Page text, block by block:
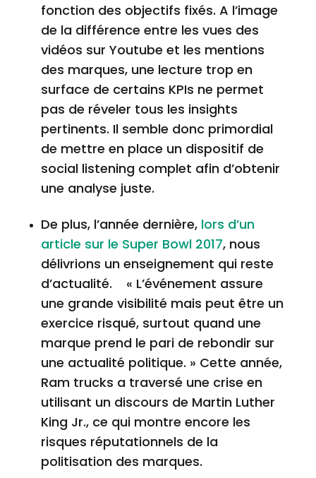
fonction des objectifs fixés. A l’image
de la différence entre les vues des
vidéos sur Youtube et les mentions
des marques, une lecture trop en
surface de certains KPIs ne permet
pas de réveler tous les insights
pertinents. Il semble donc primordial
de mettre en place un dispositif de
social listening complet afin d’obtenir
une analyse juste.
De plus, l’année dernière, lors d’un
article sur le Super Bowl 2017, nous
délivrions un enseignement qui reste
d’actualité. « L’événement assure
une grande visibilité mais peut être un
exercice risqué, surtout quand une
marque prend le pari de rebondir sur
une actualité politique. » Cette année,
Ram trucks a traversé une crise en
utilisant un discours de Martin Luther
King Jr., ce qui montre encore les
risques réputationnels de la
politisation des marques.